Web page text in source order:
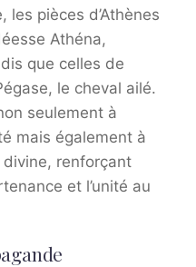
les pièces d’Athènes
Athéna,
que celles de
le cheval ailé.
seulement à
mais également à
renforçant
et l’unité au